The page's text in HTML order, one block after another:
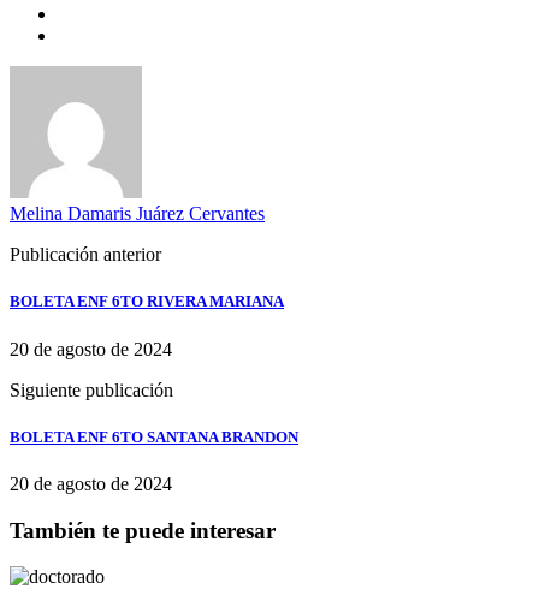
Melina Damaris Juárez Cervantes
Publicación anterior
BOLETA ENF 6TO RIVERA MARIANA
20 de agosto de 2024
Siguiente publicación
BOLETA ENF 6TO SANTANA BRANDON
20 de agosto de 2024
También te puede interesar